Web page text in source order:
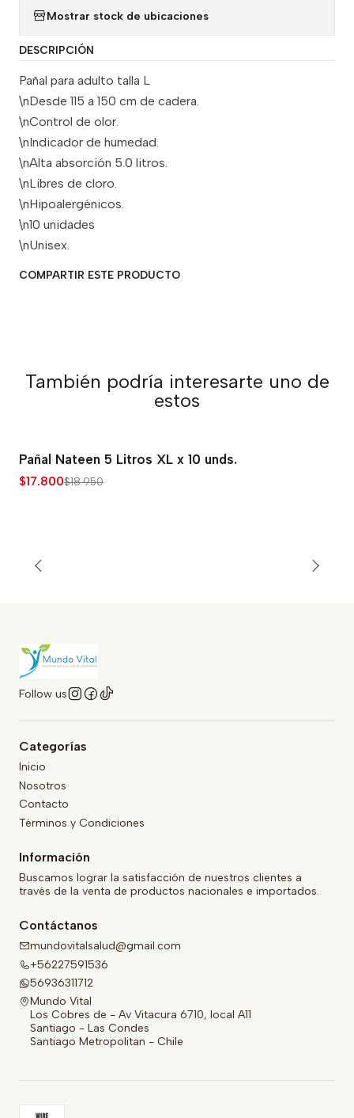
Mostrar stock de ubicaciones
DESCRIPCIÓN
Pañal para adulto talla L
\nDesde 115 a 150 cm de cadera.
\nControl de olor.
\nIndicador de humedad.
\nAlta absorción 5.0 litros.
\nLibres de cloro.
\nHipoalergénicos.
\n10 unidades
\nUnisex.
COMPARTIR ESTE PRODUCTO
También podría interesarte uno de
estos
-6% OFF
Pañal Nateen 5 Litros XL x 10 unds.
$17.800$18.950
Follow us
Categorías
Inicio
Nosotros
Contacto
Términos y Condiciones
Información
Buscamos lograr la satisfacción de nuestros clientes a
través de la venta de productos nacionales e importados.
Contáctanos
mundovitalsalud@gmail.com
+56227591536
56936311712
Mundo Vital
Los Cobres de - Av Vitacura 6710, local A11
Santiago - Las Condes
Santiago Metropolitan - Chile